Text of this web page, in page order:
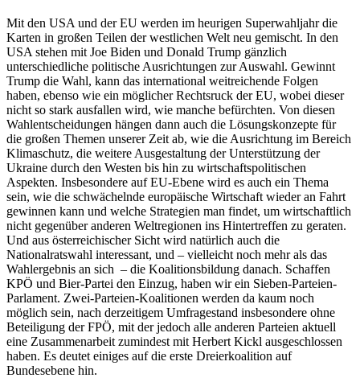
Mit den USA und der EU werden im heurigen Superwahljahr die
Karten in großen Teilen der westlichen Welt neu gemischt. In den
USA stehen mit Joe Biden und Donald Trump gänzlich
unterschiedliche politische Ausrichtungen zur Auswahl. Gewinnt
Trump die Wahl, kann das international weitreichende Folgen
haben, ebenso wie ein möglicher Rechtsruck der EU, wobei dieser
nicht so stark ausfallen wird, wie manche befürchten. Von diesen
Wahlentscheidungen hängen dann auch die Lösungskonzepte für
die großen Themen unserer Zeit ab, wie die Ausrichtung im Bereich
Klimaschutz, die weitere Ausgestaltung der Unterstützung der
Ukraine durch den Westen bis hin zu wirtschaftspolitischen
Aspekten. Insbesondere auf EU-Ebene wird es auch ein Thema
sein, wie die schwächelnde europäische Wirtschaft wieder an Fahrt
gewinnen kann und welche Strategien man findet, um wirtschaftlich
nicht gegenüber anderen Weltregionen ins Hintertreffen zu geraten.
Und aus österreichischer Sicht wird natürlich auch die
Nationalratswahl interessant, und – vielleicht noch mehr als das
Wahlergebnis an sich – die Koalitionsbildung danach. Schaffen
KPÖ und Bier-Partei den Einzug, haben wir ein Sieben-Parteien-
Parlament. Zwei-Parteien-Koalitionen werden da kaum noch
möglich sein, nach derzeitigem Umfragestand insbesondere ohne
Beteiligung der FPÖ, mit der jedoch alle anderen Parteien aktuell
eine Zusammenarbeit zumindest mit Herbert Kickl ausgeschlossen
haben. Es deutet einiges auf die erste Dreierkoalition auf
Bundesebene hin.